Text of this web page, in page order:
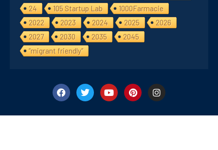
24
105 Startup Lab
1000Farmacie
2022
2023 2024 2025
2026
2027
2030 2035
2045
“migrant friendly”